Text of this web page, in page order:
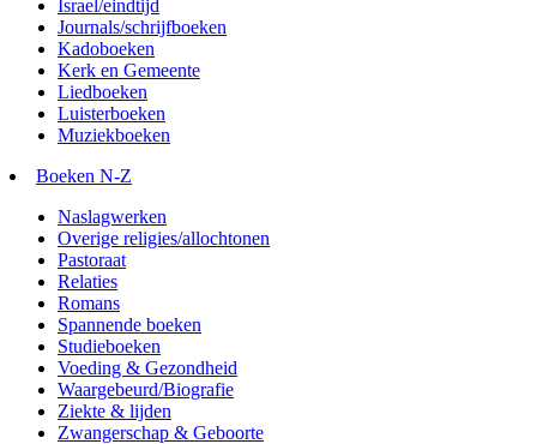
Israel/eindtijd
Journals/schrijfboeken
Kadoboeken
Kerk en Gemeente
Liedboeken
Luisterboeken
Muziekboeken
Boeken N-Z
Naslagwerken
Overige religies/allochtonen
Pastoraat
Relaties
Romans
Spannende boeken
Studieboeken
Voeding & Gezondheid
Waargebeurd/Biografie
Ziekte & lijden
Zwangerschap & Geboorte